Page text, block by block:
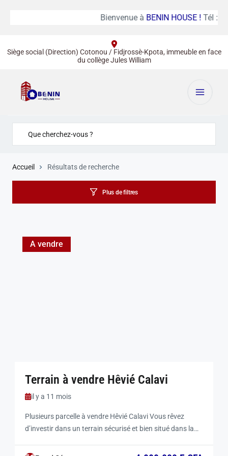
Bienvenue à BENIN HOUSE ! Tél :
Siège social (Direction) Cotonou / Fidjrossè-Kpota, immeuble en face
du collège Jules William
Accueil Résultats de recherche
Plus de filtres
A vendre
Terrain à vendre Hêvié Calavi
il y a 11 mois
Plusieurs parcelle à vendre Hêvié Calavi Vous rêvez
d’investir dans un terrain sécurisé et bien situé dans la
plusieurs parcelles de 350 m² chacune, toutes